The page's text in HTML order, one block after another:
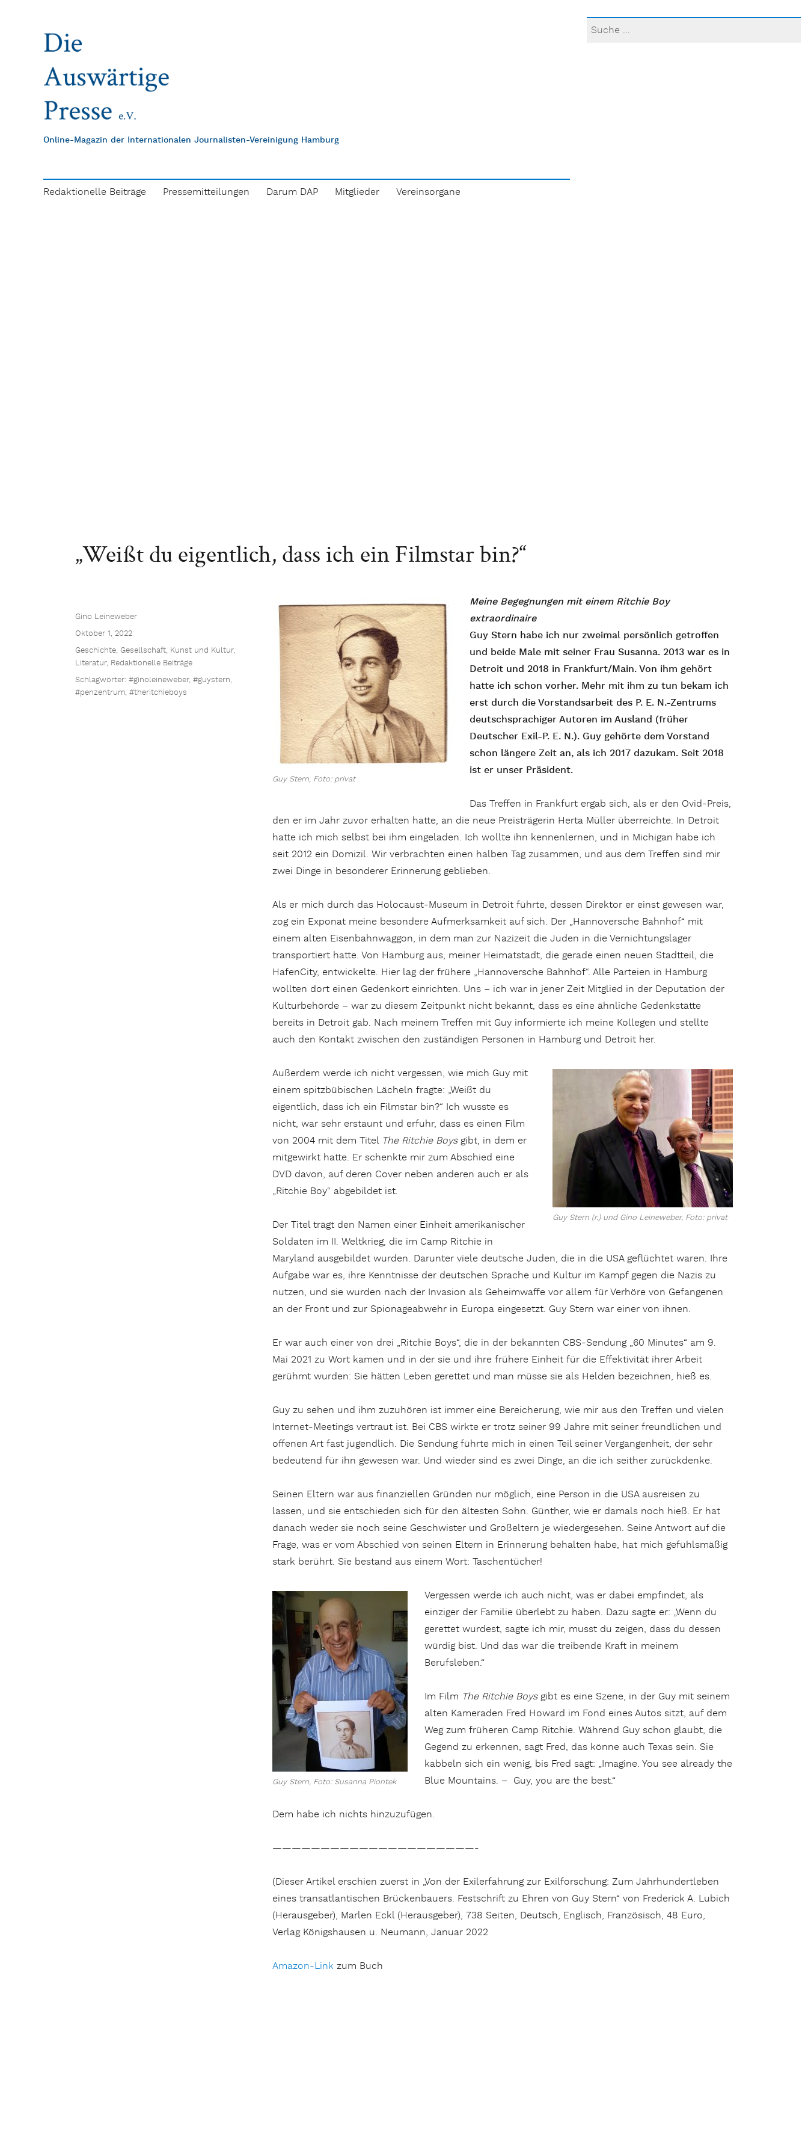
Online-Magazin der Internationalen Journalisten-Vereinigung Hamburg
Redaktionelle Beiträge Pressemitteilungen Darum DAP Mitglieder Vereinsorgane
„Weißt du eigentlich, dass ich ein Filmstar bin?“
Guy Stern, Foto: privat
Meine Begegnungen mit einem Ritchie Boy
extraordinaire
Guy Stern habe ich nur zweimal persönlich getroffen
und beide Male mit seiner Frau Susanna. 2013 war es in
Detroit und 2018 in Frankfurt/Main. Von ihm gehört
hatte ich schon vorher. Mehr mit ihm zu tun bekam ich
erst durch die Vorstandsarbeit des P. E. N.-Zentrums
deutschsprachiger Autoren im Ausland (früher
Deutscher Exil-P. E. N.). Guy gehörte dem Vorstand
schon längere Zeit an, als ich 2017 dazukam. Seit 2018
ist er unser Präsident.
Das Treffen in Frankfurt ergab sich, als er den Ovid-Preis,
den er im Jahr zuvor erhalten hatte, an die neue Preisträgerin Herta Müller überreichte. In Detroit
hatte ich mich selbst bei ihm eingeladen. Ich wollte ihn kennenlernen, und in Michigan habe ich
seit 2012 ein Domizil. Wir verbrachten einen halben Tag zusammen, und aus dem Treffen sind mir
zwei Dinge in besonderer Erinnerung geblieben.
Als er mich durch das Holocaust-Museum in Detroit führte, dessen Direktor er einst gewesen war,
zog ein Exponat meine besondere Aufmerksamkeit auf sich. Der „Hannoversche Bahnhof“ mit
einem alten Eisenbahnwaggon, in dem man zur Nazizeit die Juden in die Vernichtungslager
transportiert hatte. Von Hamburg aus, meiner Heimatstadt, die gerade einen neuen Stadtteil, die
HafenCity, entwickelte. Hier lag der frühere „Hannoversche Bahnhof“. Alle Parteien in Hamburg
wollten dort einen Gedenkort einrichten. Uns – ich war in jener Zeit Mitglied in der Deputation der
Kulturbehörde – war zu diesem Zeitpunkt nicht bekannt, dass es eine ähnliche Gedenkstätte
bereits in Detroit gab. Nach meinem Treffen mit Guy informierte ich meine Kollegen und stellte
auch den Kontakt zwischen den zuständigen Personen in Hamburg und Detroit her.
Guy Stern (r.) und Gino Leineweber, Foto: privat
Außerdem werde ich nicht vergessen, wie mich Guy mit
einem spitzbübischen Lächeln fragte: „Weißt du
eigentlich, dass ich ein Filmstar bin?“ Ich wusste es
nicht, war sehr erstaunt und erfuhr, dass es einen Film
von 2004 mit dem Titel The Ritchie Boysgibt, in dem er
mitgewirkt hatte. Er schenkte mir zum Abschied eine
DVD davon, auf deren Cover neben anderen auch er als
„Ritchie Boy“ abgebildet ist.
Der Titel trägt den Namen einer Einheit amerikanischer
Soldaten im II. Weltkrieg, die im Camp Ritchie in
Maryland ausgebildet wurden. Darunter viele deutsche Juden, die in die USA geflüchtet waren. Ihre
Aufgabe war es, ihre Kenntnisse der deutschen Sprache und Kultur im Kampf gegen die Nazis zu
nutzen, und sie wurden nach der Invasion als Geheimwaffe vor allem für Verhöre von Gefangenen
an der Front und zur Spionageabwehr in Europa eingesetzt. Guy Stern war einer von ihnen.
Er war auch einer von drei „Ritchie Boys“, die in der bekannten CBS-Sendung „60 Minutes“ am 9.
Mai 2021 zu Wort kamen und in der sie und ihre frühere Einheit für die Effektivität ihrer Arbeit
gerühmt wurden: Sie hätten Leben gerettet und man müsse sie als Helden bezeichnen, hieß es.
Guy zu sehen und ihm zuzuhören ist immer eine Bereicherung, wie mir aus den Treffen und vielen
Internet-Meetings vertraut ist. Bei CBS wirkte er trotz seiner 99 Jahre mit seiner freundlichen und
offenen Art fast jugendlich. Die Sendung führte mich in einen Teil seiner Vergangenheit, der sehr
bedeutend für ihn gewesen war. Und wieder sind es zwei Dinge, an die ich seither zurückdenke.
Seinen Eltern war aus finanziellen Gründen nur möglich, eine Person in die USA ausreisen zu
lassen, und sie entschieden sich für den ältesten Sohn. Günther, wie er damals noch hieß. Er hat
danach weder sie noch seine Geschwister und Großeltern je wiedergesehen. Seine Antwort auf die
Frage, was er vom Abschied von seinen Eltern in Erinnerung behalten habe, hat mich gefühlsmäßig
stark berührt. Sie bestand aus einem Wort: Taschentücher!
Guy Stern, Foto: Susanna Piontek
Vergessen werde ich auch nicht, was er dabei empfindet, als
einziger der Familie überlebt zu haben. Dazu sagte er: „Wenn du
gerettet wurdest, sagte ich mir, musst du zeigen, dass du dessen
würdig bist. Und das war die treibende Kraft in meinem
Berufsleben.“
Im Film The Ritchie Boysgibt es eine Szene, in der Guy mit seinem
alten Kameraden Fred Howard im Fond eines Autos sitzt, auf dem
Weg zum früheren Camp Ritchie. Während Guy schon glaubt, die
Gegend zu erkennen, sagt Fred, das könne auch Texas sein. Sie
kabbeln sich ein wenig, bis Fred sagt: „Imagine. You see already the
Blue Mountains. – Guy, you are the best.“
Dem habe ich nichts hinzuzufügen.
—————————————————————-
(Dieser Artikel erschien zuerst in „Von der Exilerfahrung zur Exilforschung: Zum Jahrhundertleben
eines transatlantischen Brückenbauers. Festschrift zu Ehren von Guy Stern“ von Frederick A. Lubich
(Herausgeber), Marlen Eckl (Herausgeber),738 Seiten, Deutsch, Englisch, Französisch, 48 Euro,
Verlag Königshausen u. Neumann, Januar 2022
Amazon-Link zum Buch
Gino Leineweber
Oktober 1, 2022
Geschichte, Gesellschaft, Kunst und Kultur,
Literatur, Redaktionelle Beiträge
Schlagwörter: #ginoleineweber, #guystern,
#penzentrum, #theritchieboys